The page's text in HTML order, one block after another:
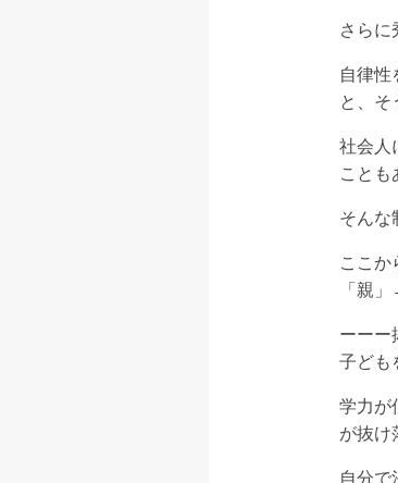
さらに
自律性
と、そ
社会人
ことも
そんな
ここか
「親
ーーー
子ども
学力が
が抜け
自分で